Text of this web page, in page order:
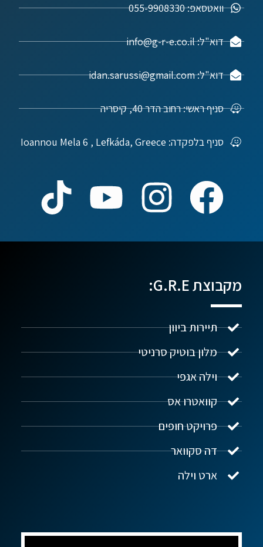
וואטסאפ: 055-9908330
דוא"ל: info@g-r-e.co.il
דוא"ל: idan.sarussi@gmail.com
סניף ראשי: רחוב הדר 40, קיסריה
סניף בלפקדה: Ioannou Mela 6 , Lefkáda, Greece
מקבוצת G.R.E:
תיירות ביוון
מלון בוטיק סרניטי
וילה אגפי
קוואטרו אס
פרויקט חופים
דה סקוואר
ארט וילה
נדל"ן ביוון G.R.E
שלום! איך אפשר לעזור?